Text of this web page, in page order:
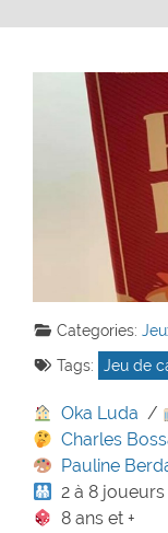
Categories:
Tags:
Jeu de
Oka Luda /
Charles
Pauline
2 à 8 joueurs
8 ans et +